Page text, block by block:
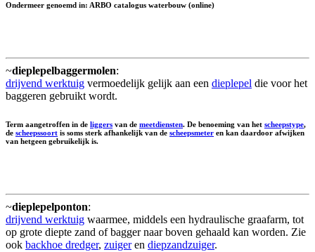
Ondermeer genoemd in: ARBO catalogus waterbouw (online)
~dieplepelbaggermolen:
drijvend werktuig vermoedelijk gelijk aan een dieplepel die voor het
baggeren gebruikt wordt.
Term aangetroffen in de liggers van de meetdiensten. De benoeming van het scheepstype,
de scheepssoort is soms sterk afhankelijk van de scheepsmeter en kan daardoor afwijken
van hetgeen gebruikelijk is.
~dieplepelponton:
drijvend werktuig waarmee, middels een hydraulische graafarm, tot
op grote diepte zand of bagger naar boven gehaald kan worden. Zie
ook backhoe dredger, zuigeren diepzandzuiger.